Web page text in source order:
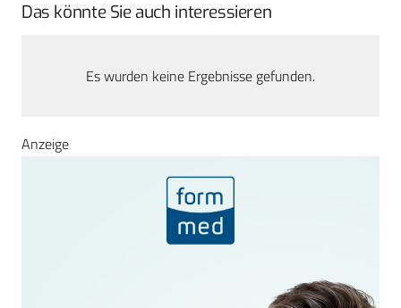
Das könnte Sie auch interessieren
Es wurden keine Ergebnisse gefunden.
Anzeige